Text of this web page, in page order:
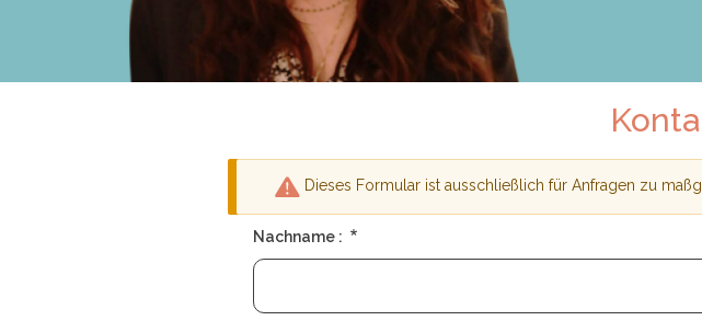
Warnmeldung
Dieses Formular ist ausschließlich für Anfragen zu
Nachname :